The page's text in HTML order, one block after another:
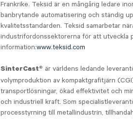
Frankrike. Teksid är en mångårig ledare
banbrytande automatisering och ständig
kvalitetsstandarden. Teksid samarbetar
industrifordonssektorerna för att utveckla
information:www.teksid.com
SinterCast® är världens ledande
volymproduktion av kompaktgrafitjärn
transportlösningar, ökad effektivitet och
och industriell kraft. Som
processtyrning till metallindustrin,